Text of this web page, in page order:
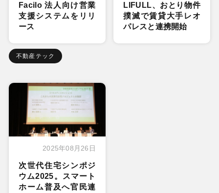
Facilo 法人向け営業
支援システムをリリ
ース
不動産テック
LIFULL、おとり物件
撲滅で賃貸大手レオ
パレスと連携開始
2025年08月26日
次世代住宅シンポジ
ウム2025。スマート
ホーム普及へ官民連